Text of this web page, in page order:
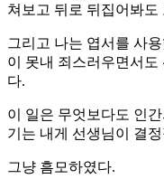
쳐보고 뒤로 뒤집어봐
그리고 나는 엽서를 사
이 못내 죄스러우면서
다.
이 일은 무엇보다도 인
기는 내게 선생님이 결
그냥 흠모하였다.